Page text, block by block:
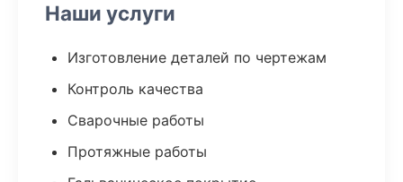
Наши услуги
Изготовление деталей по чертежам
Контроль качества
Сварочные работы
Протяжные работы